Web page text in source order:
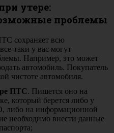
утере:
проблемы
сохраняет всю
таки у вас могут
Например, это может
автомобиль. Покупатель
чистоте автомобиля.
ПТС. Пишется оно на
который берется либо у
либо на информационной
необходимо внести данные